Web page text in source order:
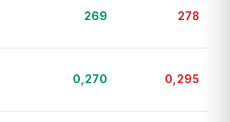
269 278
0,270 0,295